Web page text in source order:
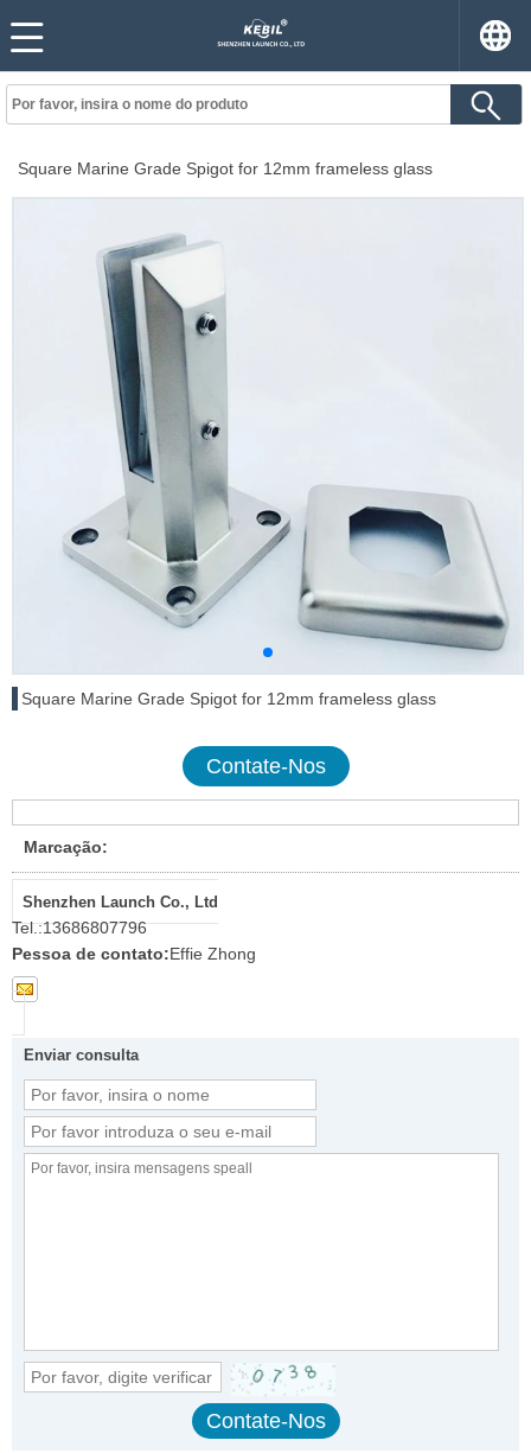
Square Marine Grade Spigot for 12mm frameless glass
Square Marine Grade Spigot for 12mm frameless glass
Contate-Nos
Marcação:
Shenzhen Launch Co., Ltd
Tel.:13686807796
Pessoa de contato:Effie Zhong
Enviar consulta